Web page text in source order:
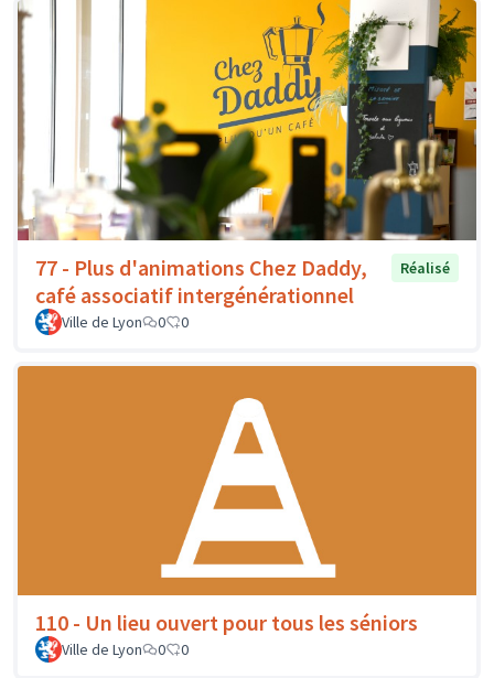
77 - Plus d'animations Chez Daddy,
café associatif intergénérationnel
Réalisé
Ville de Lyon 0 0
110 - Un lieu ouvert pour tous les séniors
Ville de Lyon 0 0